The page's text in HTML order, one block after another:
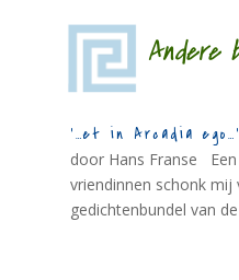
Andere
‘…et in Arcadia ego…’
door Hans Franse
vriendinnen schonk
gedichtenbundel van